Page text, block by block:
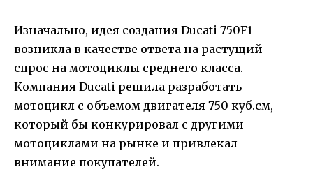
Изначально, идея создания Ducati 750F1
возникла в качестве ответа на растущий
спрос на мотоциклы среднего класса.
Компания Ducati решила разработать
мотоцикл с объемом двигателя 750 куб.см,
который бы конкурировал с другими
мотоциклами на рынке и привлекал
внимание покупателей.